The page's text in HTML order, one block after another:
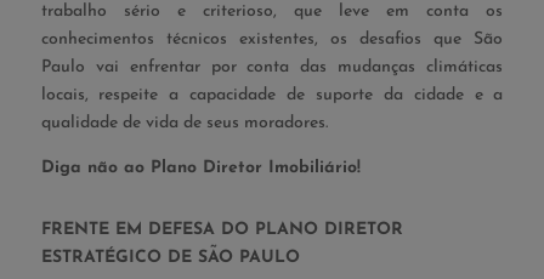
trabalho sério e criterioso, que leve em conta os
conhecimentos técnicos existentes, os desafios que São
Paulo vai enfrentar por conta das mudanças climáticas
locais, respeite a capacidade de suporte da cidade e a
qualidade de vida de seus moradores.
Diga não ao Plano Diretor Imobiliário!
FRENTE EM DEFESA DO PLANO DIRETOR
ESTRATÉGICO DE SÃO PAULO